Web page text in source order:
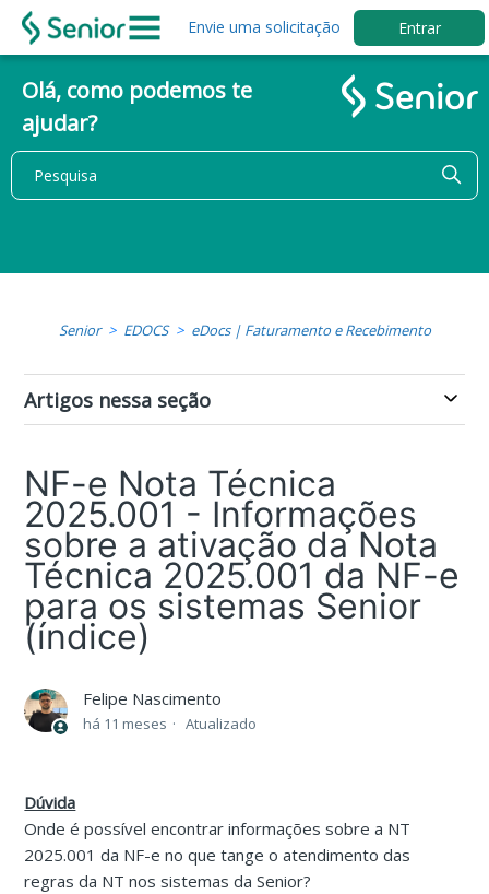
Envie uma solicitação Entrar
Olá, como podemos te
ajudar?
Senior EDOCS eDocs | Faturamento e Recebimento
Artigos nessa seção
NF-e Nota Técnica
2025.001 - Informações
sobre a ativação da Nota
Técnica 2025.001 da NF-e
para os sistemas Senior
(índice)
Felipe Nascimento
há 11 meses Atualizado
Dúvida
Onde é possível encontrar informações sobre a NT
2025.001 da NF-e no que tange o atendimento das
regras da NT nos sistemas da Senior?